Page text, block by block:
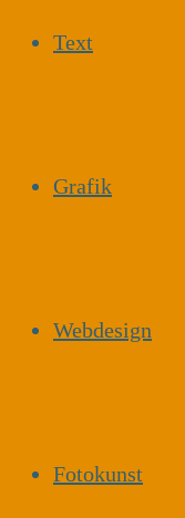
Text
Grafik
Webdesign
Fotokunst